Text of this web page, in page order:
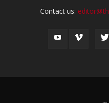
Contact us: